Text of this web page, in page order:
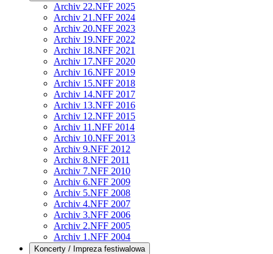
Archiv 22.NFF 2025
Archiv 21.NFF 2024
Archiv 20.NFF 2023
Archiv 19.NFF 2022
Archiv 18.NFF 2021
Archiv 17.NFF 2020
Archiv 16.NFF 2019
Archiv 15.NFF 2018
Archiv 14.NFF 2017
Archiv 13.NFF 2016
Archiv 12.NFF 2015
Archiv 11.NFF 2014
Archiv 10.NFF 2013
Archiv 9.NFF 2012
Archiv 8.NFF 2011
Archiv 7.NFF 2010
Archiv 6.NFF 2009
Archiv 5.NFF 2008
Archiv 4.NFF 2007
Archiv 3.NFF 2006
Archiv 2.NFF 2005
Archiv 1.NFF 2004
Koncerty / Impreza festiwalowa